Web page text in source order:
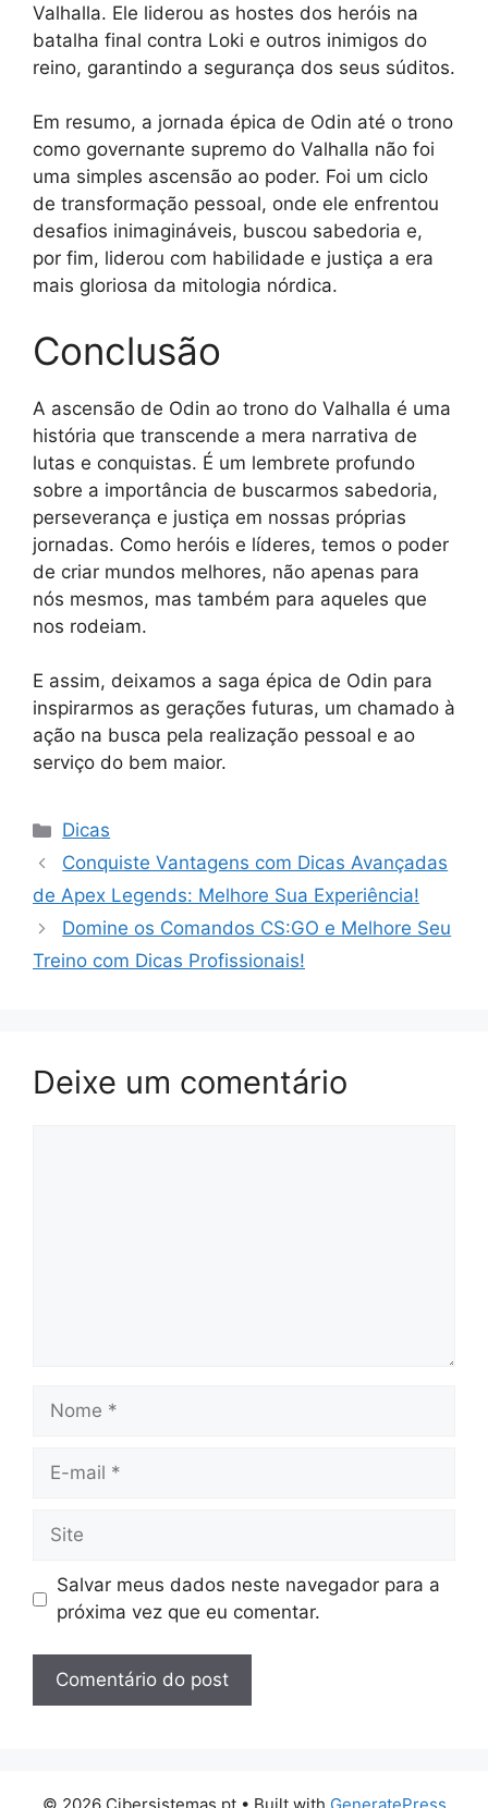
Valhalla. Ele liderou as hostes dos heróis na
batalha final contra Loki e outros inimigos do
reino, garantindo a segurança dos seus súditos.
Em resumo, a jornada épica de Odin até o trono
como governante supremo do Valhalla não foi
uma simples ascensão ao poder. Foi um ciclo
de transformação pessoal, onde ele enfrentou
desafios inimagináveis, buscou sabedoria e,
por fim, liderou com habilidade e justiça a era
mais gloriosa da mitologia nórdica.
Conclusão
A ascensão de Odin ao trono do Valhalla é uma
história que transcende a mera narrativa de
lutas e conquistas. É um lembrete profundo
sobre a importância de buscarmos sabedoria,
perseverança e justiça em nossas próprias
jornadas. Como heróis e líderes, temos o poder
de criar mundos melhores, não apenas para
nós mesmos, mas também para aqueles que
nos rodeiam.
E assim, deixamos a saga épica de Odin para
inspirarmos as gerações futuras, um chamado à
ação na busca pela realização pessoal e ao
serviço do bem maior.
Categorias
Dicas
Conquiste Vantagens com Dicas Avançadas
de Apex Legends: Melhore Sua Experiência!
Domine os Comandos CS:GO e Melhore Seu
Treino com Dicas Profissionais!
Deixe um comentário
Nome
Site
Salvar meus dados neste navegador para a
próxima vez que eu comentar.